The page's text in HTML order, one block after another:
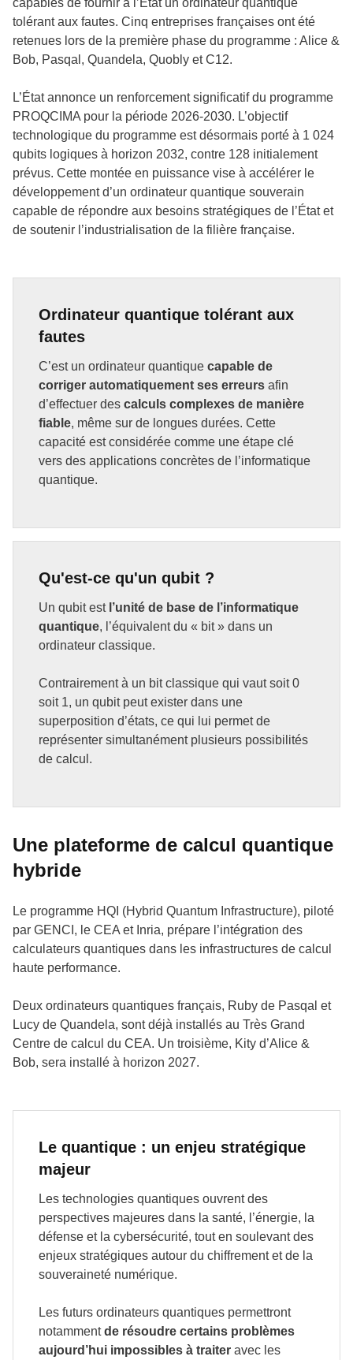
tolérant aux fautes. Cinq entreprises françaises ont été
retenues lors de la première phase du programme : Alice &
Bob, Pasqal, Quandela, Quobly et C12.
L’État annonce un renforcement significatif du programme
PROQCIMA pour la période 2026-2030. L’objectif
technologique du programme est désormais porté à 1 024
qubits logiques à horizon 2032, contre 128 initialement
prévus. Cette montée en puissance vise à accélérer le
développement d’un ordinateur quantique souverain
capable de répondre aux besoins stratégiques de l’État et
de soutenir l’industrialisation de la filière française.
Ordinateur quantique tolérant aux
fautes
C’est un ordinateur quantique capable de
corriger automatiquement ses erreurs afin
d’effectuer des calculs complexes de manière
fiable, même sur de longues durées. Cette
capacité est considérée comme une étape clé
vers des applications concrètes de l’informatique
quantique.
Qu'est-ce qu'un qubit ?
Un qubit est l’unité de base de l’informatique
quantique, l’équivalent du « bit » dans un
ordinateur classique.
Contrairement à un bit classique qui vaut soit 0
soit 1, un qubit peut exister dans une
superposition d’états, ce qui lui permet de
représenter simultanément plusieurs possibilités
de calcul.
Une plateforme de calcul quantique
hybride
Le programme HQI (Hybrid Quantum Infrastructure), piloté
par GENCI, le CEA et Inria, prépare l’intégration des
calculateurs quantiques dans les infrastructures de calcul
haute performance.
Deux ordinateurs quantiques français, Ruby de Pasqal et
Lucy de Quandela, sont déjà installés au Très Grand
Centre de calcul du CEA. Un troisième, Kity d’Alice &
Bob, sera installé à horizon 2027.
Le quantique : un enjeu stratégique
majeur
Les technologies quantiques ouvrent des
perspectives majeures dans la santé, l’énergie, la
défense et la cybersécurité, tout en soulevant des
enjeux stratégiques autour du chiffrement et de la
souveraineté numérique.
Les futurs ordinateurs quantiques permettront
notammentde résoudre certains problèmes
aujourd’hui impossibles à traiter avec les